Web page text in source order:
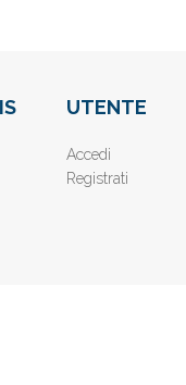
UTENTE
Accedi
Registrati